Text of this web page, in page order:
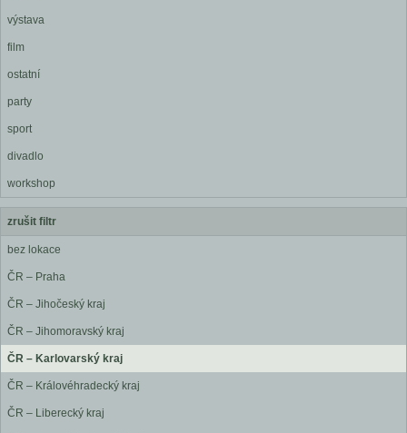
výstava
film
ostatní
party
sport
divadlo
workshop
zrušit filtr
bez lokace
ČR – Praha
ČR – Jihočeský kraj
ČR – Jihomoravský kraj
ČR – Karlovarský kraj
ČR – Královéhradecký kraj
ČR – Liberecký kraj